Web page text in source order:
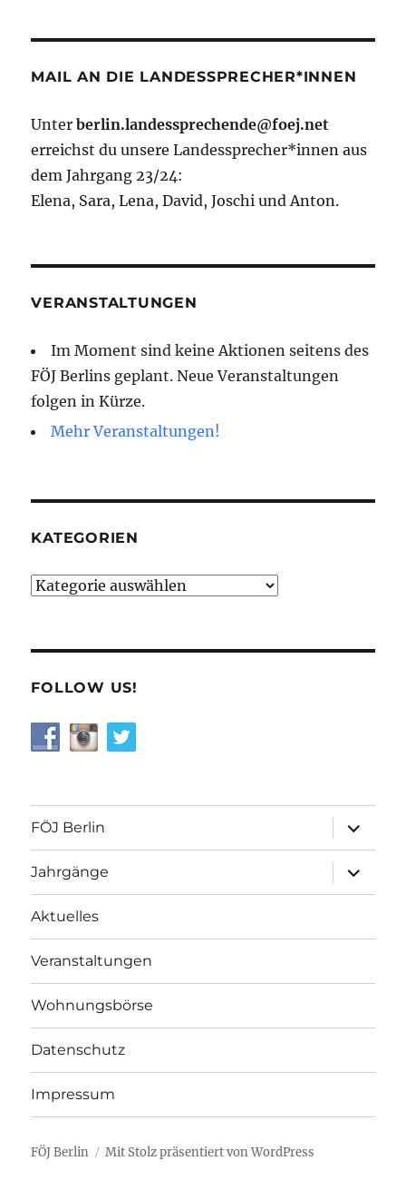
MAIL AN DIE LANDESSPRECHER*INNEN
Unterberlin.landessprechende@foej.net
erreichst du unsere Landessprecher*innen aus
dem Jahrgang 23/24:
Elena, Sara, Lena, David, Joschi und Anton.
VERANSTALTUNGEN
Im Moment sind keine Aktionen seitens des
FÖJ Berlins geplant. Neue Veranstaltungen
folgen in Kürze.
Mehr Veranstaltungen!
KATEGORIEN
Kategorien
FOLLOW US!
FÖJ Berlin
öffnen
Jahrgänge
öffnen
Aktuelles
Veranstaltungen
Wohnungsbörse
Datenschutz
Impressum
FÖJ Berlin Mit Stolz präsentiert von WordPress